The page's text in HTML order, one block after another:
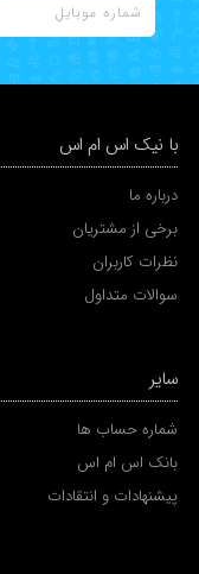
با نیک اس ام اس
درباره ما
برخی از مشتریان
نظرات کاربران
سوالات متداول
سایر
شماره حساب ها
بانک اس ام اس
پیشنهادات و انتقادات